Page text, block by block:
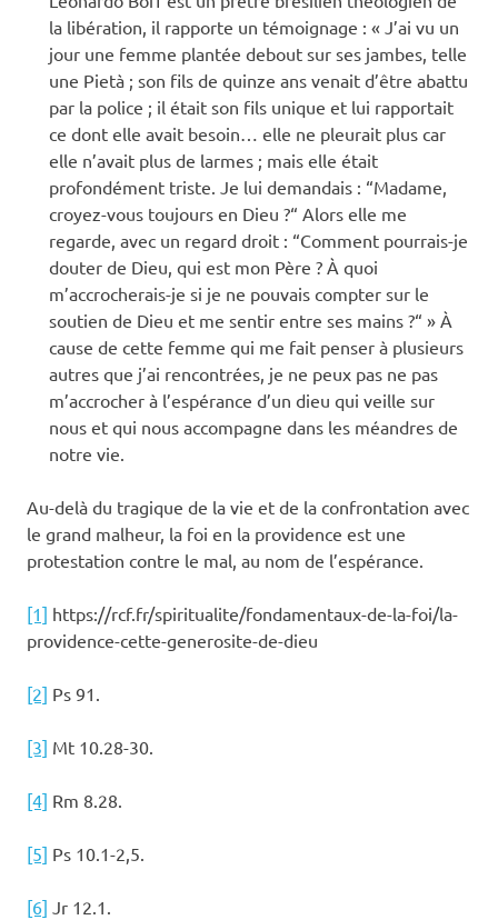
la libération, il rapporte un témoignage : « J’ai vu un
jour une femme plantée debout sur ses jambes, telle
une Pietà ; son fils de quinze ans venait d’être abattu
par la police ; il était son fils unique et lui rapportait
ce dont elle avait besoin… elle ne pleurait plus car
elle n’avait plus de larmes ; mais elle était
profondément triste. Je lui demandais : “Madame,
croyez-vous toujours en Dieu ?“ Alors elle me
regarde, avec un regard droit : “Comment pourrais-je
douter de Dieu, qui est mon Père ? À quoi
m’accrocherais-je si je ne pouvais compter sur le
soutien de Dieu et me sentir entre ses mains ?“ » À
cause de cette femme qui me fait penser à plusieurs
autres que j’ai rencontrées, je ne peux pas ne pas
m’accrocher à l’espérance d’un dieu qui veille sur
nous et qui nous accompagne dans les méandres de
notre vie.
Au-delà du tragique de la vie et de la confrontation avec
le grand malheur, la foi en la providence est une
protestation contre le mal, au nom de l’espérance.
[1] https://rcf.fr/spiritualite/fondamentaux-de-la-foi/la-
providence-cette-generosite-de-dieu
[2] Ps 91.
[3] Mt 10.28-30.
[4] Rm 8.28.
[5] Ps 10.1-2,5.
[6] Jr 12.1.